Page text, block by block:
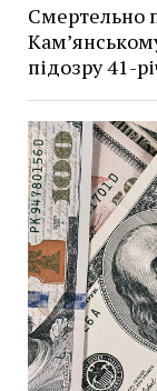
Смертельно
підозру 41-